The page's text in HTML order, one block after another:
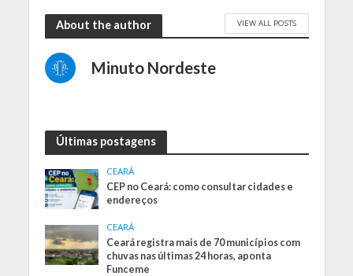
About the author VIEW ALL POSTS
Minuto Nordeste
Últimas postagens
CEARÁ
CEP no Ceará: como consultar cidades e
endereços
CEARÁ
Ceará registra mais de 70 municípios com
chuvas nas últimas 24 horas, aponta
Funceme